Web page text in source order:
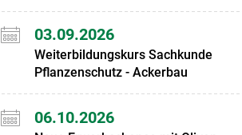
03.09.2026
Weiterbildungskurs Sachkunde
Pflanzenschutz - Ackerbau
06.10.2026